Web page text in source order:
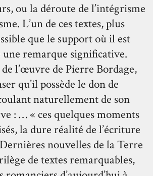
ou la déroute de l’intégrisme
L’un de ces textes, plus
que le support où il est
remarque significative.
l’œuvre de Pierre Bordage,
qu’il possède le don de
naturellement de son
: … « ces quelques moments
la dure réalité de l’écriture
nouvelles de la Terre
de textes remarquables,